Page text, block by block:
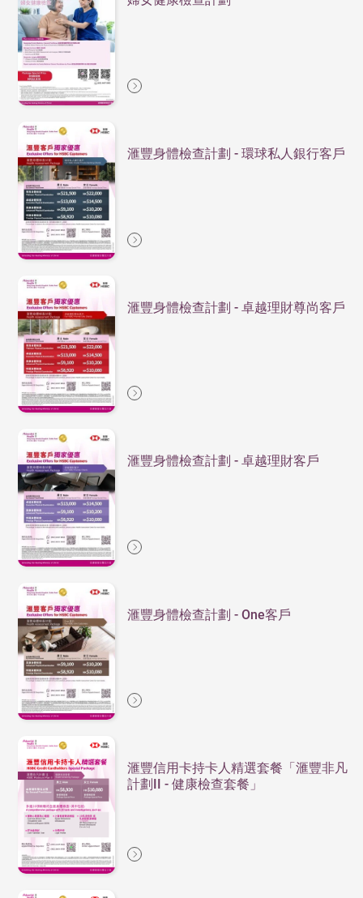
滙豐身體檢查計劃 - 環球私人銀行客戶
滙豐身體檢查計劃 - 卓越理財尊尚客戶
滙豐身體檢查計劃 - 卓越理財客戶
滙豐身體檢查計劃 - One客戶
滙豐信用卡持卡人精選套餐「滙豐非凡
計劃II - 健康檢查套餐」